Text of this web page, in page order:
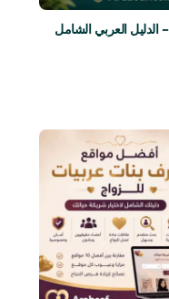
تعارف وزواج شرعي بدون وسطاء 2026 – الدليل العربي الشامل